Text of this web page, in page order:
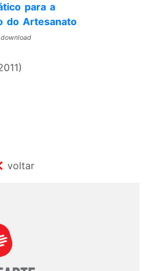
para a
do Artesanato
download
voltar